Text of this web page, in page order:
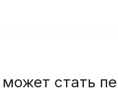
стать